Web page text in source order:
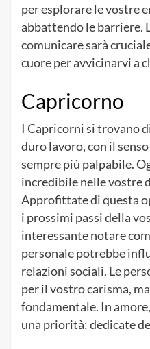
per esplorare le vostre
abbattendo le barriere.
comunicare sarà
cuore per avvicinarvi a
Capricorno
I Capricorni si trovano
duro lavoro, con il
sempre più palpabile.
incredibile nelle vostre
Approfittate di questa
i prossimi passi della
interessante notare
personale potrebbe
relazioni sociali. Le
per il vostro carisma,
fondamentale. In
una priorità: dedicate